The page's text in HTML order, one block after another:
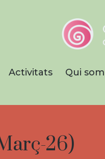
de
Activitats Qui som
26)